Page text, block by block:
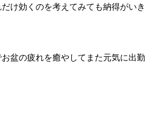
け効くのを考えてみても納得がいき
盆の疲れを癒やしてまた元気に出勤